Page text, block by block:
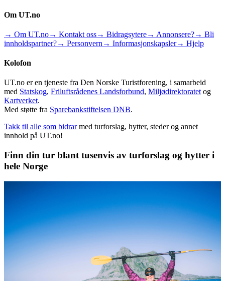
Om UT.no
→ Om UT.no→ Kontakt oss→ Bidragsytere→ Annonsere?→ Bli
innholdspartner?→ Personvern → Informasjonskapsler→ Hjelp
Kolofon
UT.no er en tjeneste fra Den Norske Turistforening, i samarbeid
med Statskog, Friluftsrådenes Landsforbund, Miljødirektoratet og
Kartverket.
Med støtte fra Sparebankstiftelsen DNB.
Takk til alle som bidrar med turforslag, hytter, steder og annet
innhold på UT.no!
Finn din tur blant tusenvis av turforslag og hytter i
hele Norge